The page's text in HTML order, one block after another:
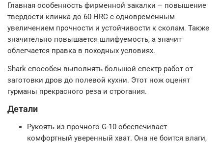
Главная особенность фирменной закалки – повышение
твердости клинка до 60 HRC с одновременным
увеличением прочности и устойчивости к сколам. Также
значительно повышается шлифуемость, а значит
облегчается правка в походных условиях.
Shark способен выполнять большой спектр работ от
заготовки дров до полевой кухни. Этот нож оценят
гурманы прекрасного реза и строгания.
Детали
Рукоять из прочного G-10 обеспечивает
комфортный уверенный хват. Она не боится влаги,